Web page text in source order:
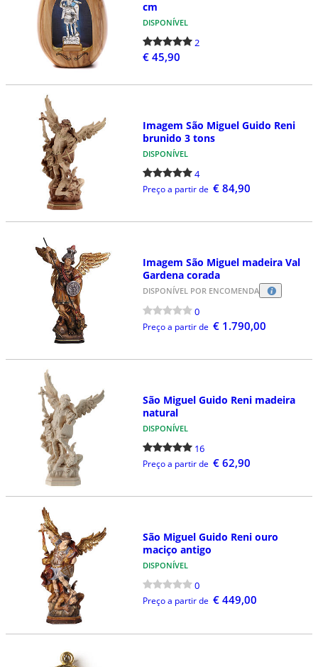
cm
DISPONÍVEL
2
€ 45,90
Imagem São Miguel Guido Reni
brunido 3 tons
DISPONÍVEL
4
Preço a partir de € 84,90
Imagem São Miguel madeira Val
Gardena corada
DISPONÍVEL POR ENCOMENDA
0
Preço a partir de € 1.790,00
São Miguel Guido Reni madeira
natural
DISPONÍVEL
16
Preço a partir de € 62,90
São Miguel Guido Reni ouro
maciço antigo
DISPONÍVEL
0
Preço a partir de € 449,00